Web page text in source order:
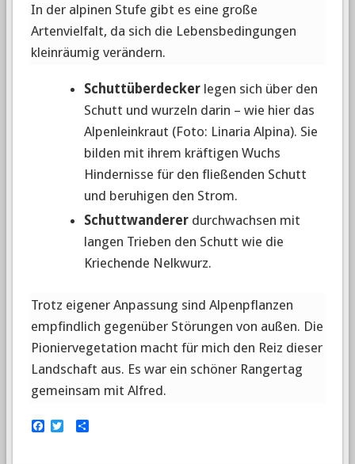
In der alpinen Stufe gibt es eine große
Artenvielfalt, da sich die Lebensbedingungen
kleinräumig verändern.
Schuttüberdeckerlegen sich über den
Schutt und wurzeln darin – wie hier das
Alpenleinkraut (Foto: Linaria Alpina). Sie
bilden mit ihrem kräftigen Wuchs
Hindernisse für den fließenden Schutt
und beruhigen den Strom.
Schuttwandererdurchwachsen mit
langen Trieben den Schutt wie die
Kriechende Nelkwurz.
Trotz eigener Anpassung sind Alpenpflanzen
empfindlich gegenüber Störungen von außen. Die
Pioniervegetation macht für mich den Reiz dieser
Landschaft aus. Es war ein schöner Rangertag
gemeinsam mit Alfred.
Facebook
TwitterEmpfehlen